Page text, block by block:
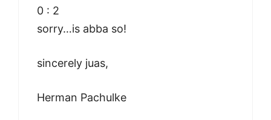
0 : 2
sorry…is abba so!
sincerely juas,
Herman Pachulke